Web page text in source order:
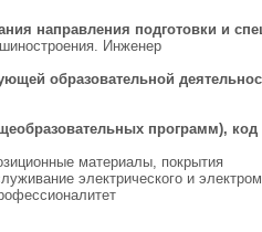
направления подготовки и
Инженер
образовательной
программ),
материалы, покрытия
электрического и